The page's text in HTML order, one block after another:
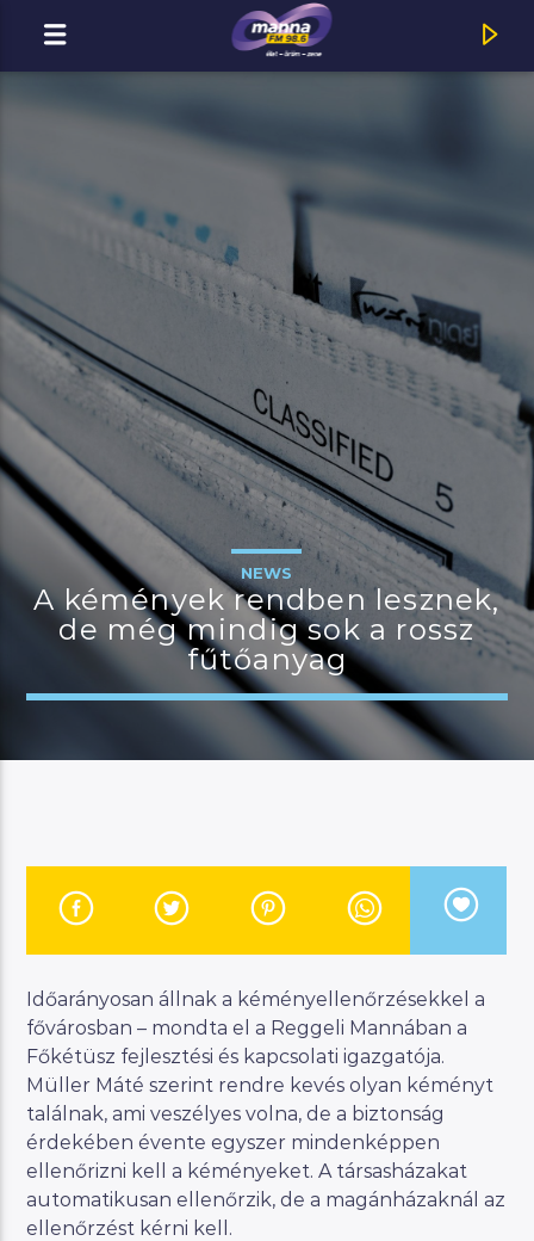
MOST ADÁSBAN
MannaFM
Lionel Richie : Just for You
JELENLEGI MŰSOR
KANAPÉ
Manna FM
NEWS
A kémények rendben lesznek,
de még mindig sok a rossz
fűtőanyag
Időarányosan állnak a kéményellenőrzésekkel a
fővárosban – mondta el a Reggeli Mannában a
Főkétüsz fejlesztési és kapcsolati igazgatója.
Müller Máté szerint rendre kevés olyan kéményt
találnak, ami veszélyes volna, de a biztonság
érdekében évente egyszer mindenképpen
ellenőrizni kell a kéményeket. A társasházakat
automatikusan ellenőrzik, de a magánházaknál az
ellenőrzést kérni kell.